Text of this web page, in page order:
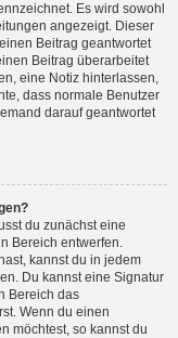
Es wird sowohl
angezeigt. Dieser
Beitrag geantwortet
Beitrag überarbeitet
eine Notiz hinterlassen,
dass normale Benutzer
darauf geantwortet
du zunächst eine
Bereich entwerfen.
kannst du in jedem
Du kannst eine Signatur
Bereich das
Wenn du einen
möchtest, so kannst du